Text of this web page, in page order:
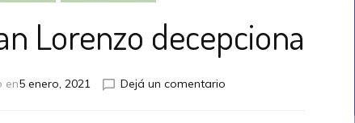
Lorenzo decepciona
en5 enero, 2021 Dejá un comentario